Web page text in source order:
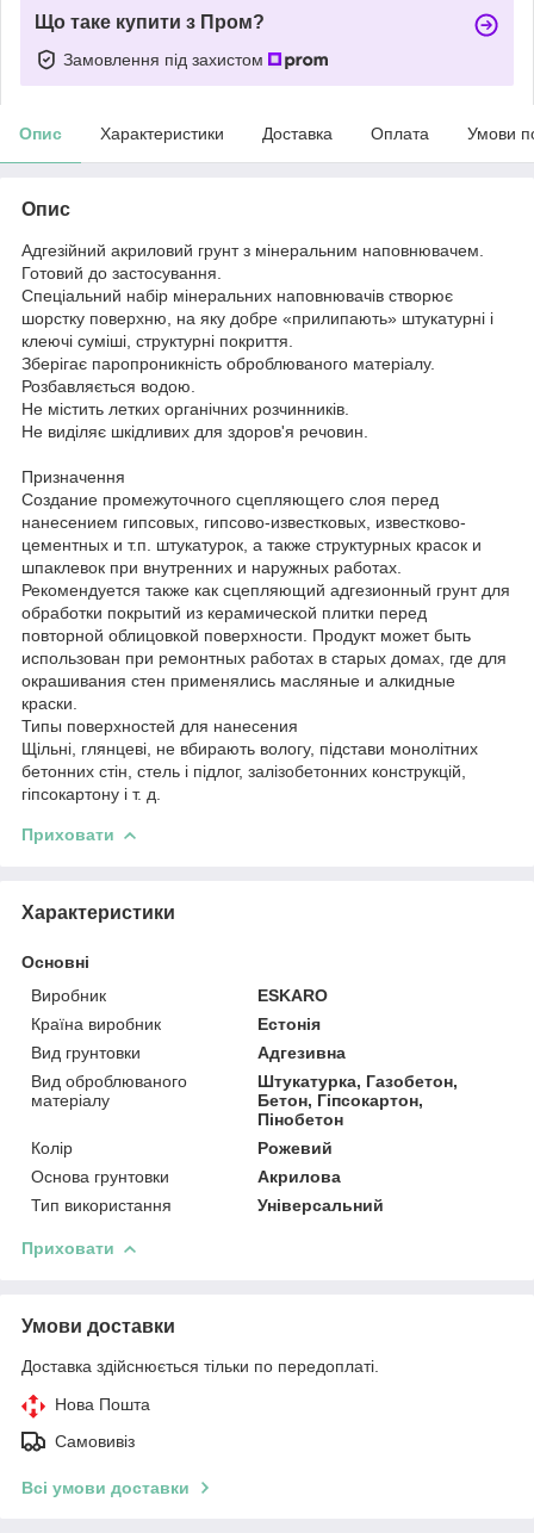
Що таке купити з Пром?
Замовлення під захистом
Опис Характеристики Доставка Оплата Умови
Опис
Адгезійний акриловий грунт з мінеральним наповнювачем.
Готовий до застосування.
Спеціальний набір мінеральних наповнювачів створює
шорстку поверхню, на яку добре «прилипають» штукатурні і
клеючі суміші, структурні покриття.
Зберігає паропроникність оброблюваного матеріалу.
Розбавляється водою.
Не містить летких органічних розчинників.
Не виділяє шкідливих для здоров'я речовин.
Призначення
Cоздание промежуточного сцепляющего слоя перед
нанесением гипсовых, гипсово-известковых, известково-
цементных и т.п. штукатурок, а также структурных красок и
шпаклевок при внутренних и наружных работах.
Рекомендуется также как сцепляющий адгезионный грунт для
обработки покрытий из керамической плитки перед
повторной облицовкой поверхности. Продукт может быть
использован при ремонтных работах в старых домах, где для
окрашивания стен применялись масляные и алкидные
краски.
Типы поверхностей для нанесения
Щільні, глянцеві, не вбирають вологу, підстави монолітних
бетонних стін, стель і підлог, залізобетонних конструкцій,
гіпсокартону і т. д.
Приховати
Характеристики
Основні
Виробник
ESKARO
Країна виробник
Естонія
Вид грунтовки
Адгезивна
Вид оброблюваного
матеріалу
Штукатурка, Газобетон,
Бетон, Гіпсокартон,
Пінобетон
Колір
Рожевий
Основа грунтовки
Акрилова
Тип використання
Універсальний
Приховати
Умови доставки
Доставка здійснюється тільки по передоплаті.
Нова Пошта
Самовивіз
Всі умови доставки